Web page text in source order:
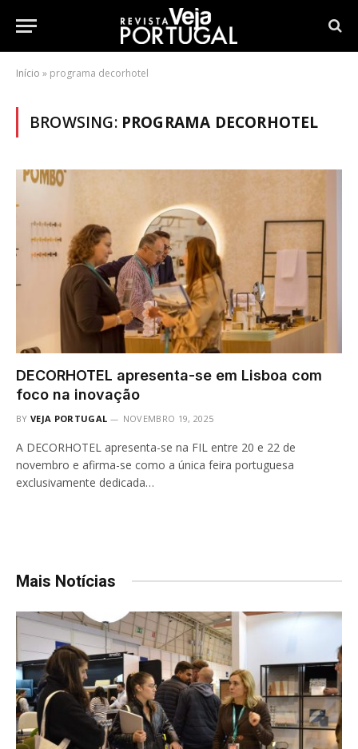
Início » programa decorhotel
BROWSING: PROGRAMA DECORHOTEL
DECORHOTEL apresenta-se em Lisboa com
foco na inovação
BY VEJA PORTUGAL NOVEMBRO 19, 2025
A DECORHOTEL apresenta-se na FIL entre 20 e 22 de
novembro e afirma-se como a única feira portuguesa
exclusivamente dedicada…
Mais Notícias